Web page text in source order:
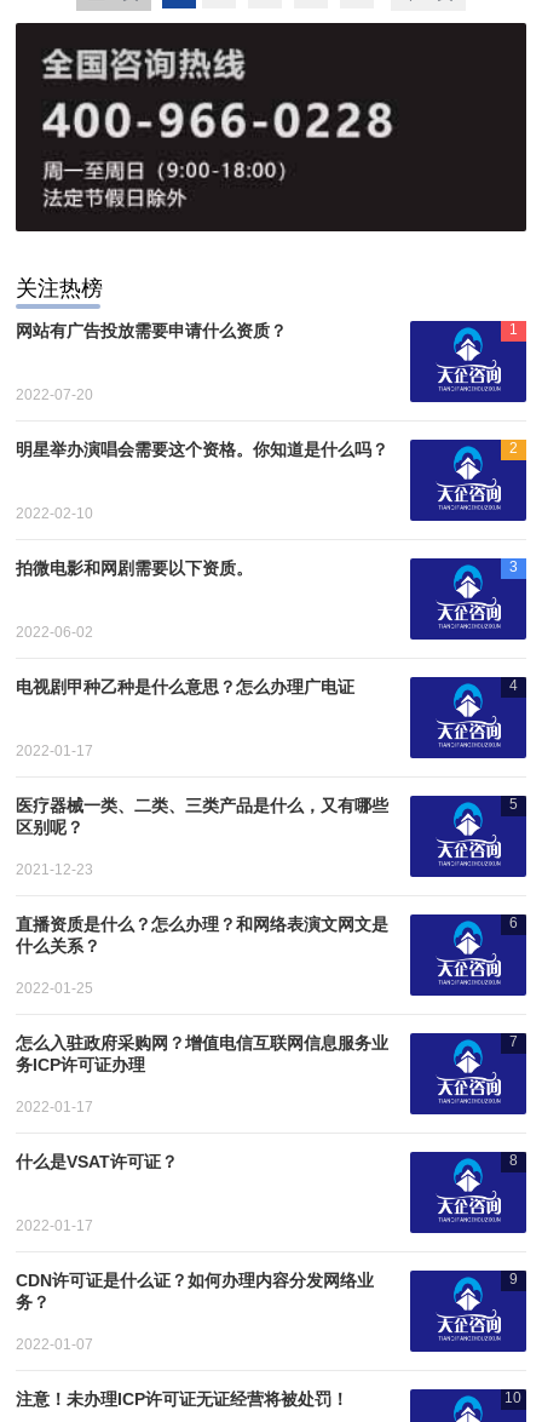
关注热榜
1
网站有广告投放需要申请什么资质？
2022-07-20
2
明星举办演唱会需要这个资格。你知道是什么吗？
2022-02-10
3
拍微电影和网剧需要以下资质。
2022-06-02
4
电视剧甲种乙种是什么意思？怎么办理广电证
2022-01-17
5
医疗器械一类、二类、三类产品是什么，又有哪些
区别呢？
2021-12-23
6
直播资质是什么？怎么办理？和网络表演文网文是
什么关系？
2022-01-25
7
怎么入驻政府采购网？增值电信互联网信息服务业
务ICP许可证办理
2022-01-17
8
什么是VSAT许可证？
2022-01-17
9
CDN许可证是什么证？如何办理内容分发网络业
务？
2022-01-07
10
注意！未办理ICP许可证无证经营将被处罚！